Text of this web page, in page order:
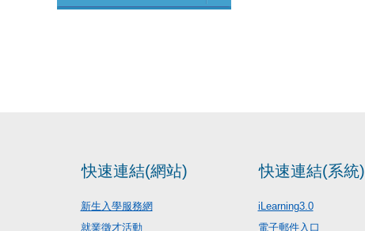
快速連結(網站)
新生入學服務網
就業徵才活動
快速連結(系統)
iLearning3.0
電子郵件入口